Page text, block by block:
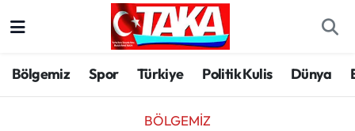
Bölgemiz Spor Türkiye Politik Kulis Dünya
BÖLGEMIZ
Spor
Trabzon Hava Durumu